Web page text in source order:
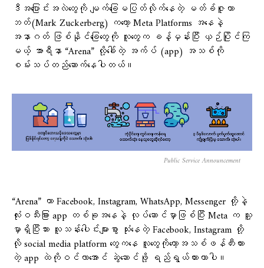
ဒီအပြောင်းအလဲတွေကို မျက်ခြေမပြတ်လိုက်နေတဲ့ မတ်ခ်ဇူကာ
ဘတ်(Mark Zuckerberg) ကတော့ Meta Platforms အနေနဲ့
အနာဂတ် ဖြစ်နိုင်ခြေတွေကို လူတွေက ခန့်မှန်းပြီး ယှဉ်ပြိုင်ကြ
မယ့် အာရီနာ “Arena” လို့ခေါ်တဲ့ အက်ပ် (app) အသစ်ကို
စမ်းသပ်တည်ဆောက်နေပါတယ်။
Public Service Announcement
“Arena” ဟာ Facebook, Instagram, WhatsApp, Messenger တို့နဲ့
လုံးဝသီးခြား app တစ်ခုအနေနဲ့ လုပ်ဆောင်မှာဖြစ်ပြီး Meta က သူ့
မှာရှိပြီးသား လူသန်းပေါင်းများစွာ သုံးနေတဲ့ Facebook, Instagram တို့
လို social media platform တွေကနေ လူတွေကိုတော့အသစ်ဖန်တီးထား
တဲ့ app ထဲကိုဝင်လာအောင် ဆွဲဆောင်ဖို့ ရည်ရွယ်ထားတာပါ။